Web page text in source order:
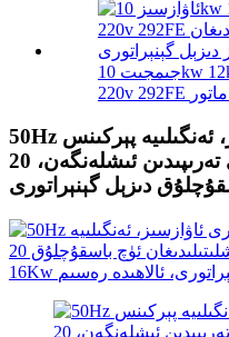
جىمجىت 10kw 12kw 15kw 50hz 60hz 110V
50Hz دەرىجىدىن تاشقىرى ئاۋازسىز، ئەنگىلىيە پېركىنس
شىركىتى تەرىپىدىن ئىشلەنگەن، 20kVA 16Kw ئۆي
دىزېل گېنېراتورى